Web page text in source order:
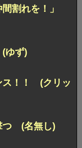
間割れを！」
ゆず)
ス！！ (クリッ
つ (名無し)